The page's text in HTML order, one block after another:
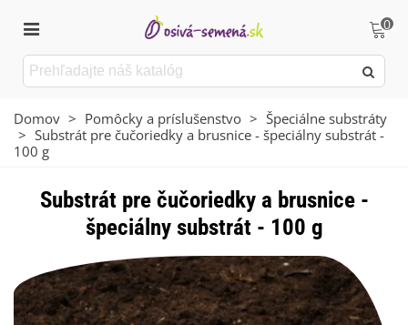
0
Domov > Pomôcky a príslušenstvo > Špeciálne substráty
> Substrát pre čučoriedky a brusnice - špeciálny substrát -
100 g
Substrát pre čučoriedky a brusnice -
špeciálny substrát - 100 g